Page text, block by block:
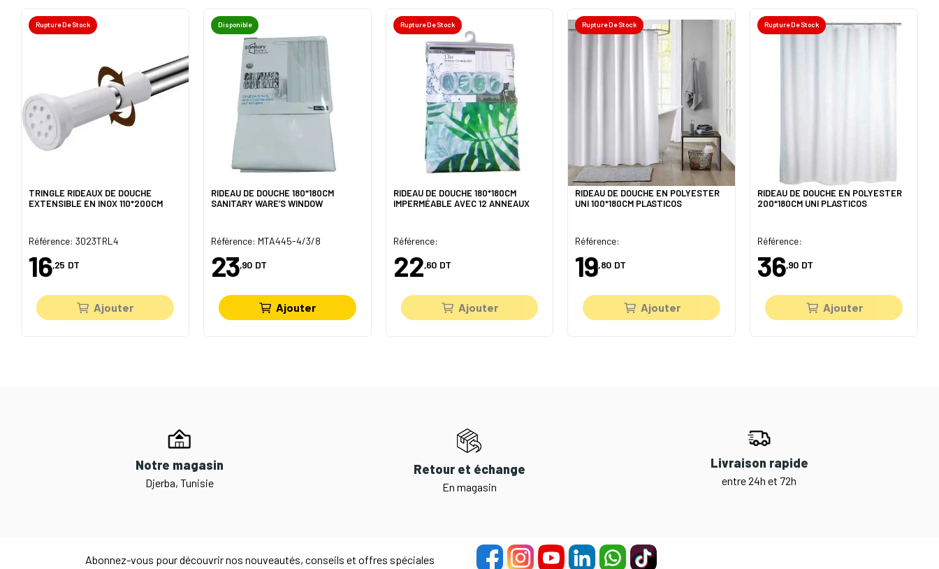
Rupture De Stock
TRINGLE RIDEAUX DE DOUCHE
EXTENSIBLE EN INOX 110*200CM
Référence: 3023TRL4
16,25 DT
Ajouter
Disponible
RIDEAU DE DOUCHE 180*180CM
SANITARY WARE’S WINDOW
Référence: MTA445-4/3/8
23,90 DT
Ajouter
Rupture De Stock
RIDEAU DE DOUCHE 180*180CM
IMPERMÉABLE AVEC 12 ANNEAUX
Référence:
22,60 DT
Ajouter
Rupture De Stock
RIDEAU DE DOUCHE EN POLYESTER
UNI 100*180CM PLASTICOS
Référence:
19,80 DT
Ajouter
Rupture De Stock
RIDEAU DE DOUCHE EN POLYESTER
200*180CM UNI PLASTICOS
Référence:
36,90 DT
Ajouter
Notre magasin
Djerba, Tunisie
Retour et échange
En magasin
Livraison rapide
entre 24h et 72h
Abonnez-vous pour découvrir nos nouveautés, conseils et offres spéciales